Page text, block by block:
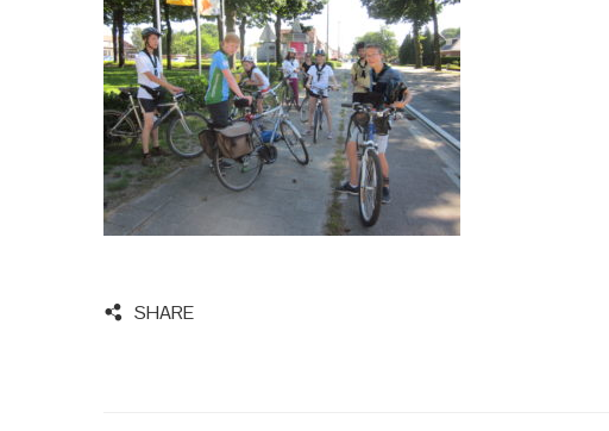
SHARE